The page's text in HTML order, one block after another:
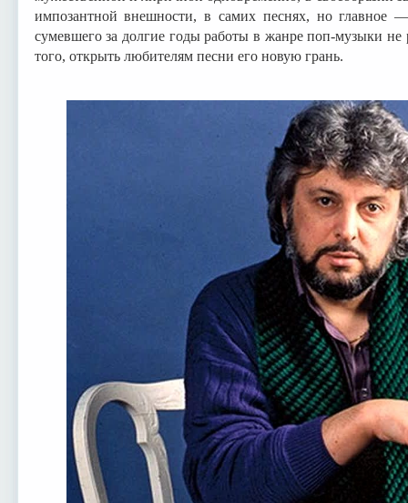
импозантной внешности, в самих песнях, но главное
сумевшего за долгие годы работы в жанре поп-музыки не
того, открыть любителям песни его новую грань.